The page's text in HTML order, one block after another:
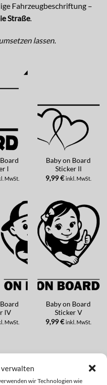
verwalten
wir Technologien wie
Fahrzeugbeschriftung –
Straße.
lassen.
l
MwSt.
Baby on Board
Sticker ll
9,99€ inkl. MwSt.
lV
MwSt.
Baby on Board
Sticker V
9,99€ inkl. MwSt.